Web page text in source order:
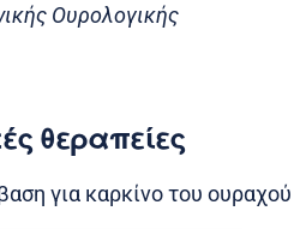
Ουρολογικής
θεραπείες
για καρκίνο του ουραχού